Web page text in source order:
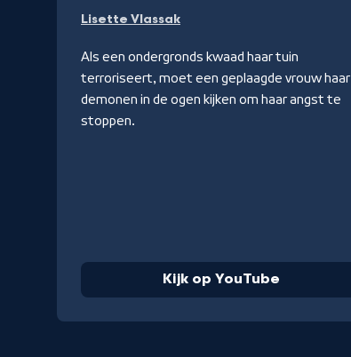
YouTube
Lisette Vlassak
Als een ondergronds kwaad haar tuin
terroriseert, moet een geplaagde vrouw haar
demonen in de ogen kijken om haar angst te
stoppen.
Kijk op YouTube